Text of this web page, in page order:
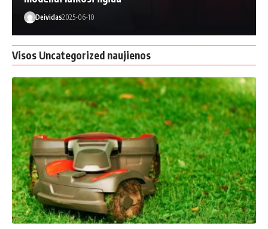
Deividas2025-06-10
Visos Uncategorized naujienos